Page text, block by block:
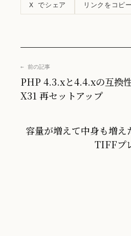
X でシェア リンクをコピー
← 前の記事
PHP 4.3.xと4.4.xの互換
X31 再セットアップ
容量が増えて中身も増
TIFFプ